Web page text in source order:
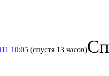
10:05 (спустя 13 часов)